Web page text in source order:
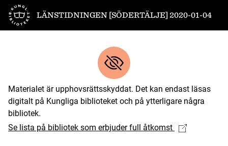
Till startsidan
LÄNSTIDNINGEN [SÖDERTÄLJE] 2020-01-04
Materialet är upphovsrättsskyddat. Det kan endast läsas
digitalt på Kungliga biblioteket och på ytterligare några
bibliotek.
Se lista på bibliotek som erbjuder full åtkomst